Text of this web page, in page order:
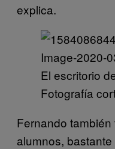
explica.
El escritorio
Fotografía
Fernando
alumnos,